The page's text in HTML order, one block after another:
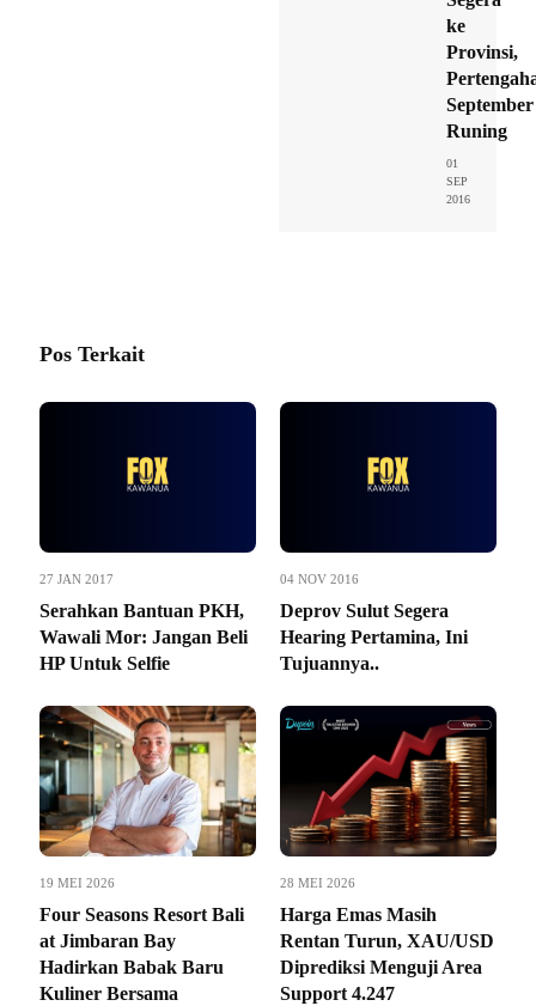
ke
Provinsi,
September
Runing
01
SEP
2016
Pos Terkait
27 JAN 2017
Serahkan Bantuan PKH,
Wawali Mor: Jangan Beli
HP Untuk Selfie
04 NOV 2016
Deprov Sulut Segera
Hearing Pertamina, Ini
Tujuannya..
19 MEI 2026
Four Seasons Resort Bali
at Jimbaran Bay
Hadirkan Babak Baru
Kuliner Bersama
28 MEI 2026
Harga Emas Masih
Rentan Turun, XAU/USD
Diprediksi Menguji Area
Support 4.247